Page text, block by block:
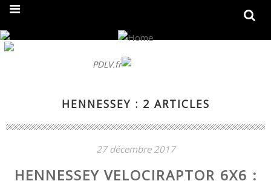
PDLV.fr
HENNESSEY : 2 ARTICLES
27 décembre 2017
HENNESSEY VELOCIRAPTOR 6X6 :